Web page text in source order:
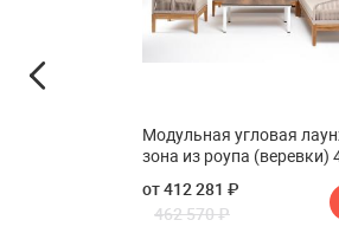
Модульная угловая
зона из роупа (веревки)
от 412 281 ₽
462 570 ₽